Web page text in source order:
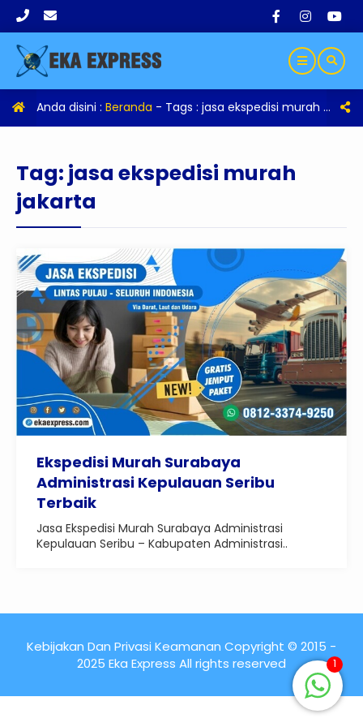
Anda disini : Beranda - Tags : jasa ekspedisi murah jakarta
Tag: jasa ekspedisi murah
jakarta
Ekspedisi Murah Surabaya
Administrasi Kepulauan Seribu
Terbaik
Jasa Ekspedisi Murah Surabaya Administrasi
Kepulauan Seribu – Kabupaten Administrasi..
Kebijakan Dan Privasi Keamanan Copyright © 2015 -
2025 Eka Express All rights reserved
1